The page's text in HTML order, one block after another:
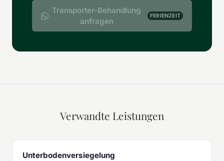
Transporter-Behandlung
anfragen
FERIENZEIT
Verwandte Leistungen
Unterbodenversiegelung